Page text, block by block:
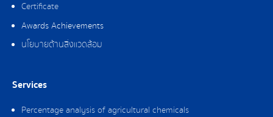
Certificate
Awards Achievements
นโยบายด้านสิ่งแวดล้อม
Services
Percentage analysis of agricultural chemicals